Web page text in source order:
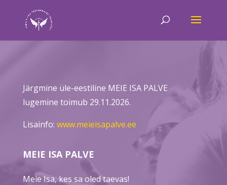
Järgmine üle-eestiline MEIE ISA PALVE
lugemine toimub 29.11.2026.
Lisainfo: www.meieisapalve.ee
MEIE ISA PALVE
Meie Isa, kes sa oled taevas!